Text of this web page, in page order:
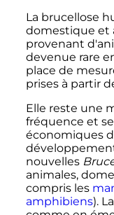
La brucellose
domestique et
provenant
devenue rare
place de
prises à partir
Elle reste une
fréquence et
économiques
nouvelles
animales,
compris les
amphibiens).